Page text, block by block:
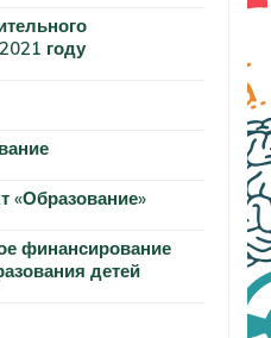
году
«Образование»
финансирование
детей